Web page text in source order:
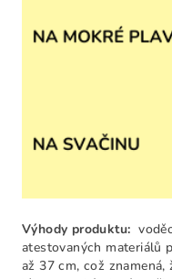
Výhody produktu:
atestovaných materiálů
až 37 cm, což